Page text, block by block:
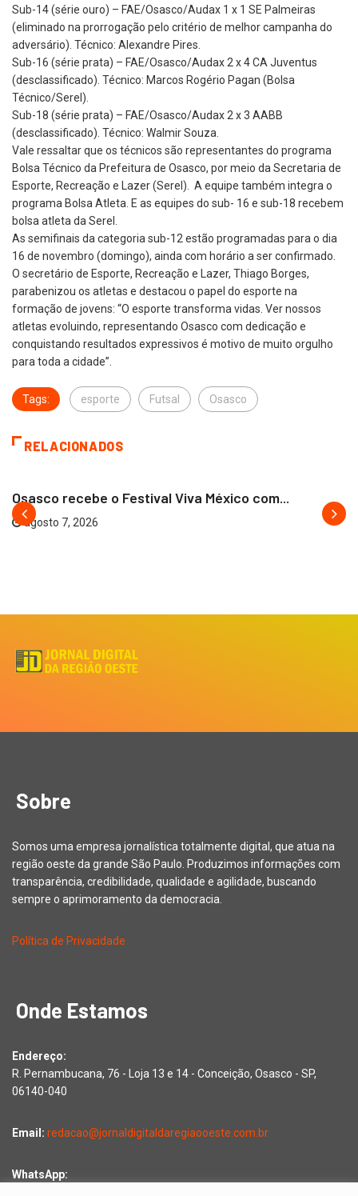
Sub-14 (série ouro) – FAE/Osasco/Audax 1 x 1 SE Palmeiras
(eliminado na prorrogação pelo critério de melhor campanha do
adversário). Técnico: Alexandre Pires.
Sub-16 (série prata) – FAE/Osasco/Audax 2 x 4 CA Juventus
(desclassificado). Técnico: Marcos Rogério Pagan (Bolsa
Técnico/Serel).
Sub-18 (série prata) – FAE/Osasco/Audax 2 x 3 AABB
(desclassificado). Técnico: Walmir Souza.
Vale ressaltar que os técnicos são representantes do programa
Bolsa Técnico da Prefeitura de Osasco, por meio da Secretaria de
Esporte, Recreação e Lazer (Serel). A equipe também integra o
programa Bolsa Atleta. E as equipes do sub- 16 e sub-18 recebem
bolsa atleta da Serel.
As semifinais da categoria sub-12 estão programadas para o dia
16 de novembro (domingo), ainda com horário a ser confirmado.
O secretário de Esporte, Recreação e Lazer, Thiago Borges,
parabenizou os atletas e destacou o papel do esporte na
formação de jovens: “O esporte transforma vidas. Ver nossos
atletas evoluindo, representando Osasco com dedicação e
conquistando resultados expressivos é motivo de muito orgulho
para toda a cidade”.
Tags: esporte Futsal Osasco
RELACIONADOS
Osasco recebe o Festival Viva México com...
agosto 7, 2026
Sobre
Somos uma empresa jornalística totalmente digital, que atua na
região oeste da grande São Paulo. Produzimos informações com
transparência, credibilidade, qualidade e agilidade, buscando
sempre o aprimoramento da democracia.
Política de Privacidade
Onde Estamos
Endereço:
R. Pernambucana, 76 - Loja 13 e 14 - Conceição, Osasco - SP,
06140-040
Email: redacao@jornaldigitaldaregiaooeste.com.br
WhatsApp: